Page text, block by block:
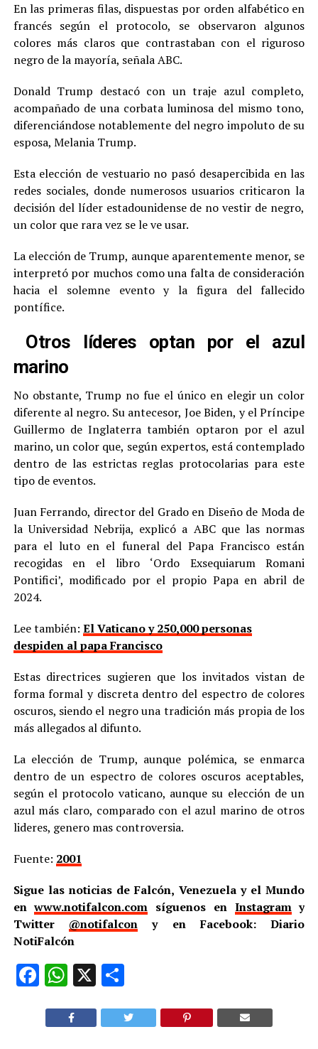
En las primeras filas, dispuestas por orden alfabético en
francés según el protocolo, se observaron algunos
colores más claros que contrastaban con el riguroso
negro de la mayoría, señala ABC.
Donald Trump destacó con un traje azul completo,
acompañado de una corbata luminosa del mismo tono,
diferenciándose notablemente del negro impoluto de su
esposa, Melania Trump.
Esta elección de vestuario no pasó desapercibida en las
redes sociales, donde numerosos usuarios criticaron la
decisión del líder estadounidense de no vestir de negro,
un color que rara vez se le ve usar.
La elección de Trump, aunque aparentemente menor, se
interpretó por muchos como una falta de consideración
hacia el solemne evento y la figura del fallecido
pontífice.
Otros líderes optan por el azul
marino
No obstante, Trump no fue el único en elegir un color
diferente al negro. Su antecesor, Joe Biden, y el Príncipe
Guillermo de Inglaterra también optaron por el azul
marino, un color que, según expertos, está contemplado
dentro de las estrictas reglas protocolarias para este
tipo de eventos.
Juan Ferrando, director del Grado en Diseño de Moda de
la Universidad Nebrija, explicó a ABC que las normas
para el luto en el funeral del Papa Francisco están
recogidas en el libro ‘Ordo Exsequiarum Romani
Pontifici’, modificado por el propio Papa en abril de
2024.
Lee también: El Vaticano y 250,000 personas
despiden al papa Francisco
Estas directrices sugieren que los invitados vistan de
forma formal y discreta dentro del espectro de colores
oscuros, siendo el negro una tradición más propia de los
más allegados al difunto.
La elección de Trump, aunque polémica, se enmarca
dentro de un espectro de colores oscuros aceptables,
según el protocolo vaticano, aunque su elección de un
azul más claro, comparado con el azul marino de otros
lideres, genero mas controversia.
Fuente: 2001
Sigue las noticias de Falcón, Venezuela y el Mundo
enwww.notifalcon.com síguenos en Instagramy
Twitter @notifalcon y en Facebook: Diario
NotiFalcón
Facebook
WhatsApp
X Compartir